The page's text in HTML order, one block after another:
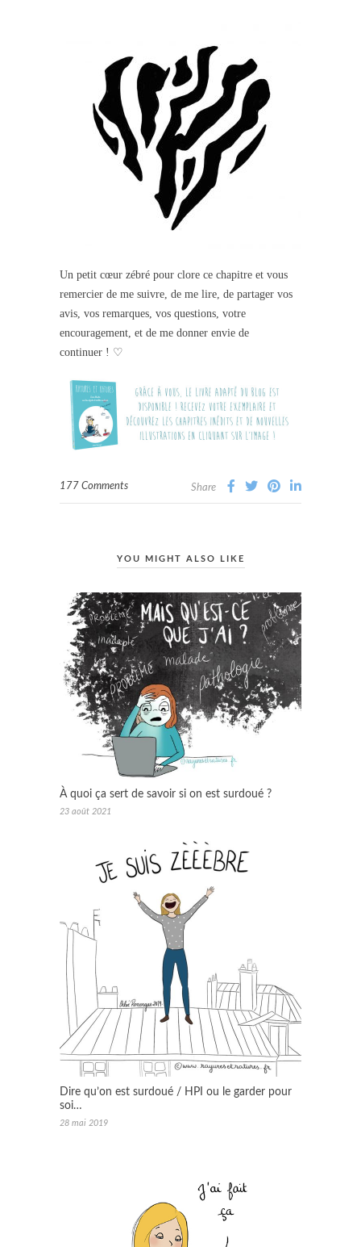
Un petit cœur zébré pour clore ce chapitre et vous
remercier de me suivre, de me lire, de partager vos
avis, vos remarques, vos questions, votre
encouragement, et de me donner envie de
continuer ! ♡
177 Comments Share
YOU MIGHT ALSO LIKE
À quoi ça sert de savoir si on est surdoué ?
23 août 2021
Dire qu’on est surdoué / HPI ou le garder pour
soi…
28 mai 2019